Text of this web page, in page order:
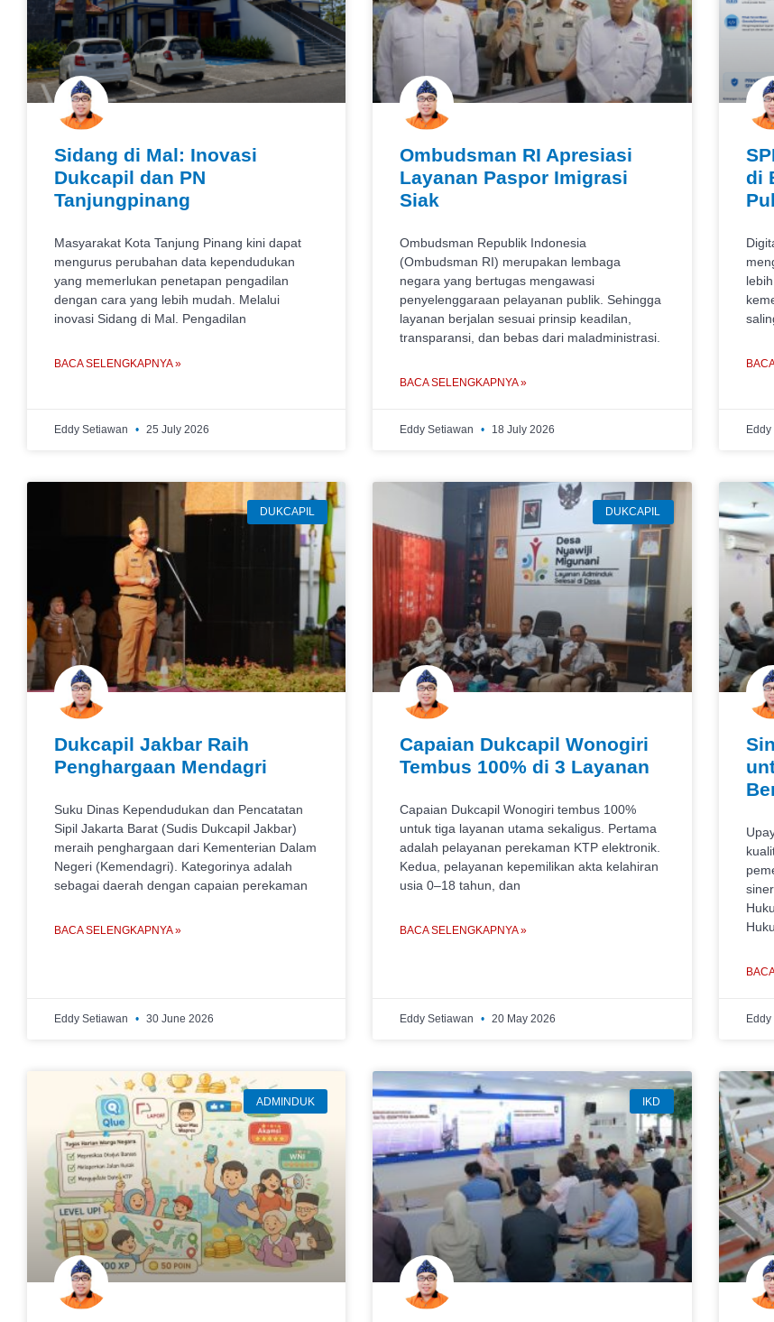
Sidang di Mal: Inovasi
Dukcapil dan PN
Tanjungpinang
Masyarakat Kota Tanjung Pinang kini dapat
mengurus perubahan data kependudukan
yang memerlukan penetapan pengadilan
dengan cara yang lebih mudah. Melalui
inovasi Sidang di Mal. Pengadilan
BACA SELENGKAPNYA »
Eddy Setiawan 25 July 2026
Ombudsman RI Apresiasi
Layanan Paspor Imigrasi
Siak
Ombudsman Republik Indonesia
(Ombudsman RI) merupakan lembaga
negara yang bertugas mengawasi
penyelenggaraan pelayanan publik. Sehingga
layanan berjalan sesuai prinsip keadilan,
transparansi, dan bebas dari maladministrasi.
BACA SELENGKAPNYA »
Eddy Setiawan 18 July 2026
di
DUKCAPIL
Dukcapil Jakbar Raih
Penghargaan Mendagri
Suku Dinas Kependudukan dan Pencatatan
Sipil Jakarta Barat (Sudis Dukcapil Jakbar)
meraih penghargaan dari Kementerian Dalam
Negeri (Kemendagri). Kategorinya adalah
sebagai daerah dengan capaian perekaman
BACA SELENGKAPNYA »
Eddy Setiawan 30 June 2026
DUKCAPIL
Capaian Dukcapil Wonogiri
Tembus 100% di 3 Layanan
Capaian Dukcapil Wonogiri tembus 100%
untuk tiga layanan utama sekaligus. Pertama
adalah pelayanan perekaman KTP elektronik.
Kedua, pelayanan kepemilikan akta kelahiran
usia 0–18 tahun, dan
BACA SELENGKAPNYA »
Eddy Setiawan 20 May 2026
ADMINDUK IKD